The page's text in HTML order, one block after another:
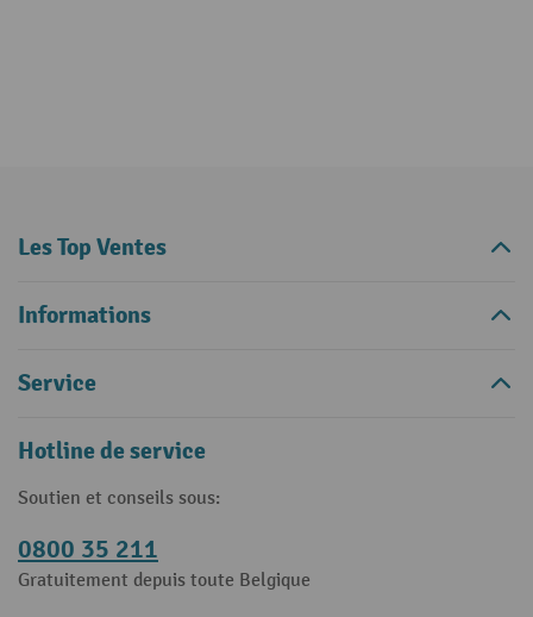
Les Top Ventes
Informations
Service
Hotline de service
Soutien et conseils sous:
0800 35 211
Gratuitement depuis toute Belgique